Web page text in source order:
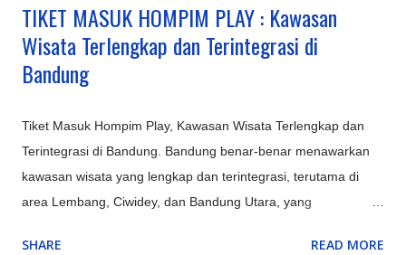
TIKET MASUK HOMPIM PLAY : Kawasan
Wisata Terlengkap dan Terintegrasi di
Bandung
Tiket Masuk Hompim Play, Kawasan Wisata Terlengkap dan
Terintegrasi di Bandung. Bandung benar-benar menawarkan
kawasan wisata yang lengkap dan terintegrasi, terutama di
area Lembang, Ciwidey, dan Bandung Utara, yang
SHARE READ MORE